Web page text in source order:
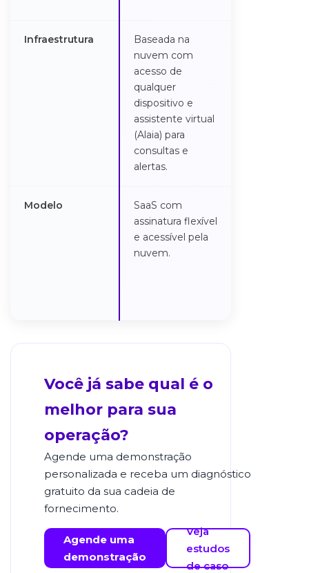
Infraestrutura
Baseada na
nuvem com
acesso de
qualquer
dispositivo e
assistente virtual
(Alaia) para
consultas e
alertas.
Modelo
SaaS com
assinatura flexível
e acessível pela
nuvem.
Você já sabe qual é o
melhor para sua
operação?
Agende uma demonstração
personalizada e receba um diagnóstico
gratuito da sua cadeia de
fornecimento.
Agende uma
demonstração
Veja
estudos
de caso